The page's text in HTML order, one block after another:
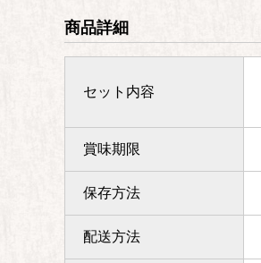
商品詳細
セット内容
賞味期限
保存方法
配送方法